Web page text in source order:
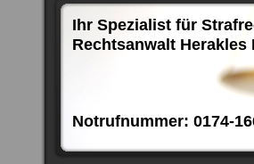
Ihr Spezialist für
Rechtsanwalt Herakles
Notrufnummer: 0174-